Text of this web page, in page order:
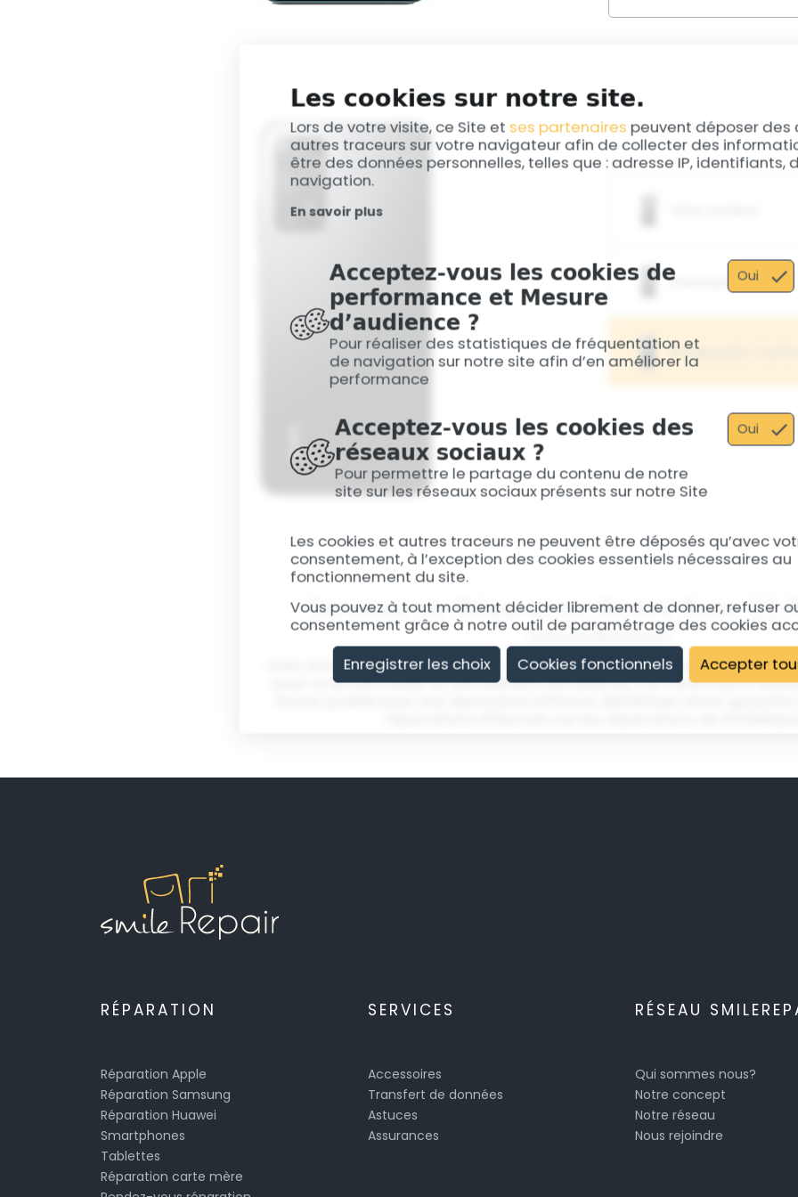
Les cookies sur notre site.
Lors de votre visite, ce Site et ses partenaires peuvent déposer des
autres traceurs sur votre navigateur afin de collecter des
être des données personnelles, telles que : adresse IP, identifiants,
navigation.
En savoir plus
Acceptez-vous les cookies de
performance et Mesure
d’audience ?
Pour réaliser des statistiques de fréquentation et
de navigation sur notre site afin d’en améliorer la
performance
Oui
Acceptez-vous les cookies des
réseaux sociaux ?
Pour permettre le partage du contenu de notre
site sur les réseaux sociaux présents sur notre Site
Oui
Les cookies et autres traceurs ne peuvent être déposés qu’avec
consentement, à l’exception des cookies essentiels nécessaires au
fonctionnement du site.
Vous pouvez à tout moment décider librement de donner, refuser
consentement grâce à notre outil de paramétrage des cookies
Enregistrer les choix
Cookies fonctionnels Accepter
de votre appareil.
Si votre Xiaomi Redmi
Si la vitre arrière de votre
endommagée, il est
appareil contre les
poussière et l'humidité.
pièces d'origine pour
Desoxydation
Votre Xiaomi Redmi
l'humidité, entraînant des
désoxydation traite les
fonctionnalité de
environ 50% des cas. Si
profonds.
Diagnostic Carte
Services de Réparation Redmi Note 11
SmileRepair
Chez SmileRepair, nous traitons votre Redmi Note 11 Pro avec soin et
pour un écran cassé ou une batterie défaillante, nos techniciens
RÉPARATION
Réparation Apple
Réparation Samsung
Réparation Huawei
Smartphones
Tablettes
Réparation carte mère
SERVICES
Accessoires
Transfert de données
Astuces
Assurances
RÉSEAU
Qui sommes nous?
Notre concept
Notre réseau
Nous rejoindre